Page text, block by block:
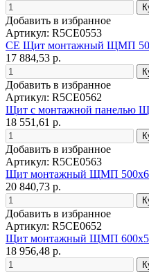
Добавить в избранное
Артикул: R5CE0553
CE Щит монтажный ЩМП
17 884,53 р.
Добавить в избранное
Артикул: R5CE0562
Щит с монтажной панелью
18 551,61 р.
Добавить в избранное
Артикул: R5CE0563
Щит монтажный ЩМП
20 840,73 р.
Добавить в избранное
Артикул: R5CE0652
Щит монтажный ЩМП
18 956,48 р.